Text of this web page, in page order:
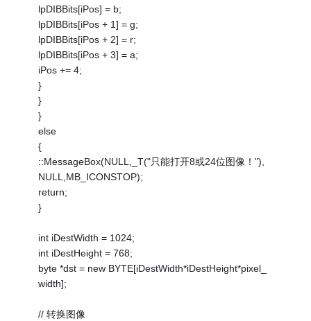
lpDIBBits[iPos] = b;
lpDIBBits[iPos + 1] = g;
lpDIBBits[iPos + 2] = r;
lpDIBBits[iPos + 3] = a;
iPos += 4;
}
}
}
else
{
::MessageBox(NULL,_T("只能打开8或24位图像！"),
NULL,MB_ICONSTOP);
return;
}
int iDestWidth = 1024;
int iDestHeight = 768;
byte *dst = new BYTE[iDestWidth*iDestHeight*pixel_
width];
// 转换图像